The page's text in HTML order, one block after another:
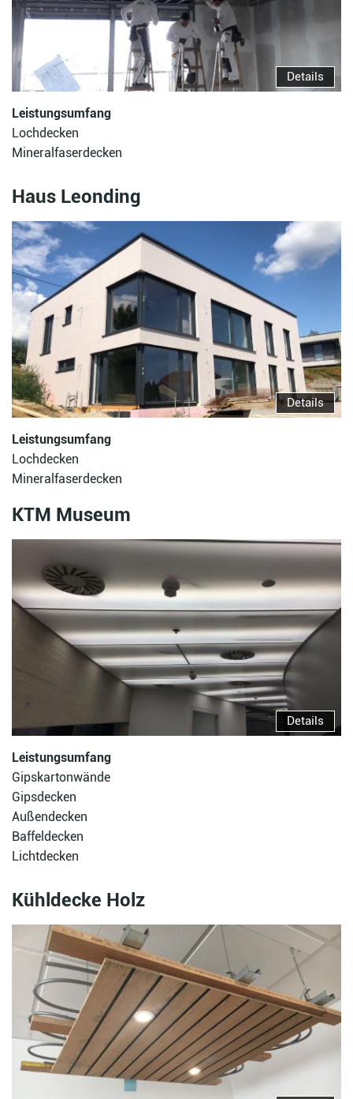
Details
Leistungsumfang
Lochdecken
Mineralfaserdecken
Haus Leonding
Details
Leistungsumfang
Lochdecken
Mineralfaserdecken
KTM Museum
Details
Leistungsumfang
Gipskartonwände
Gipsdecken
Außendecken
Baffeldecken
Lichtdecken
Kühldecke Holz